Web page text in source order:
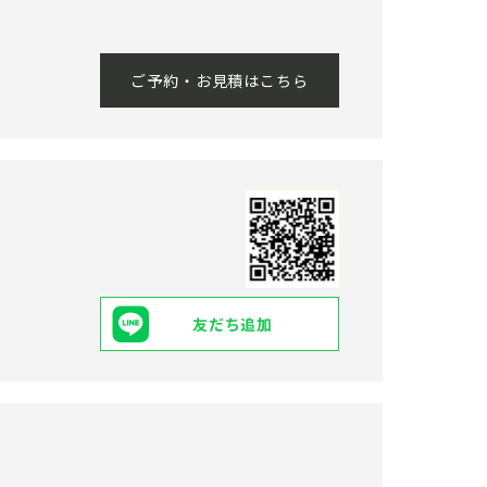
ご予約・お見積はこちら
友だち追加